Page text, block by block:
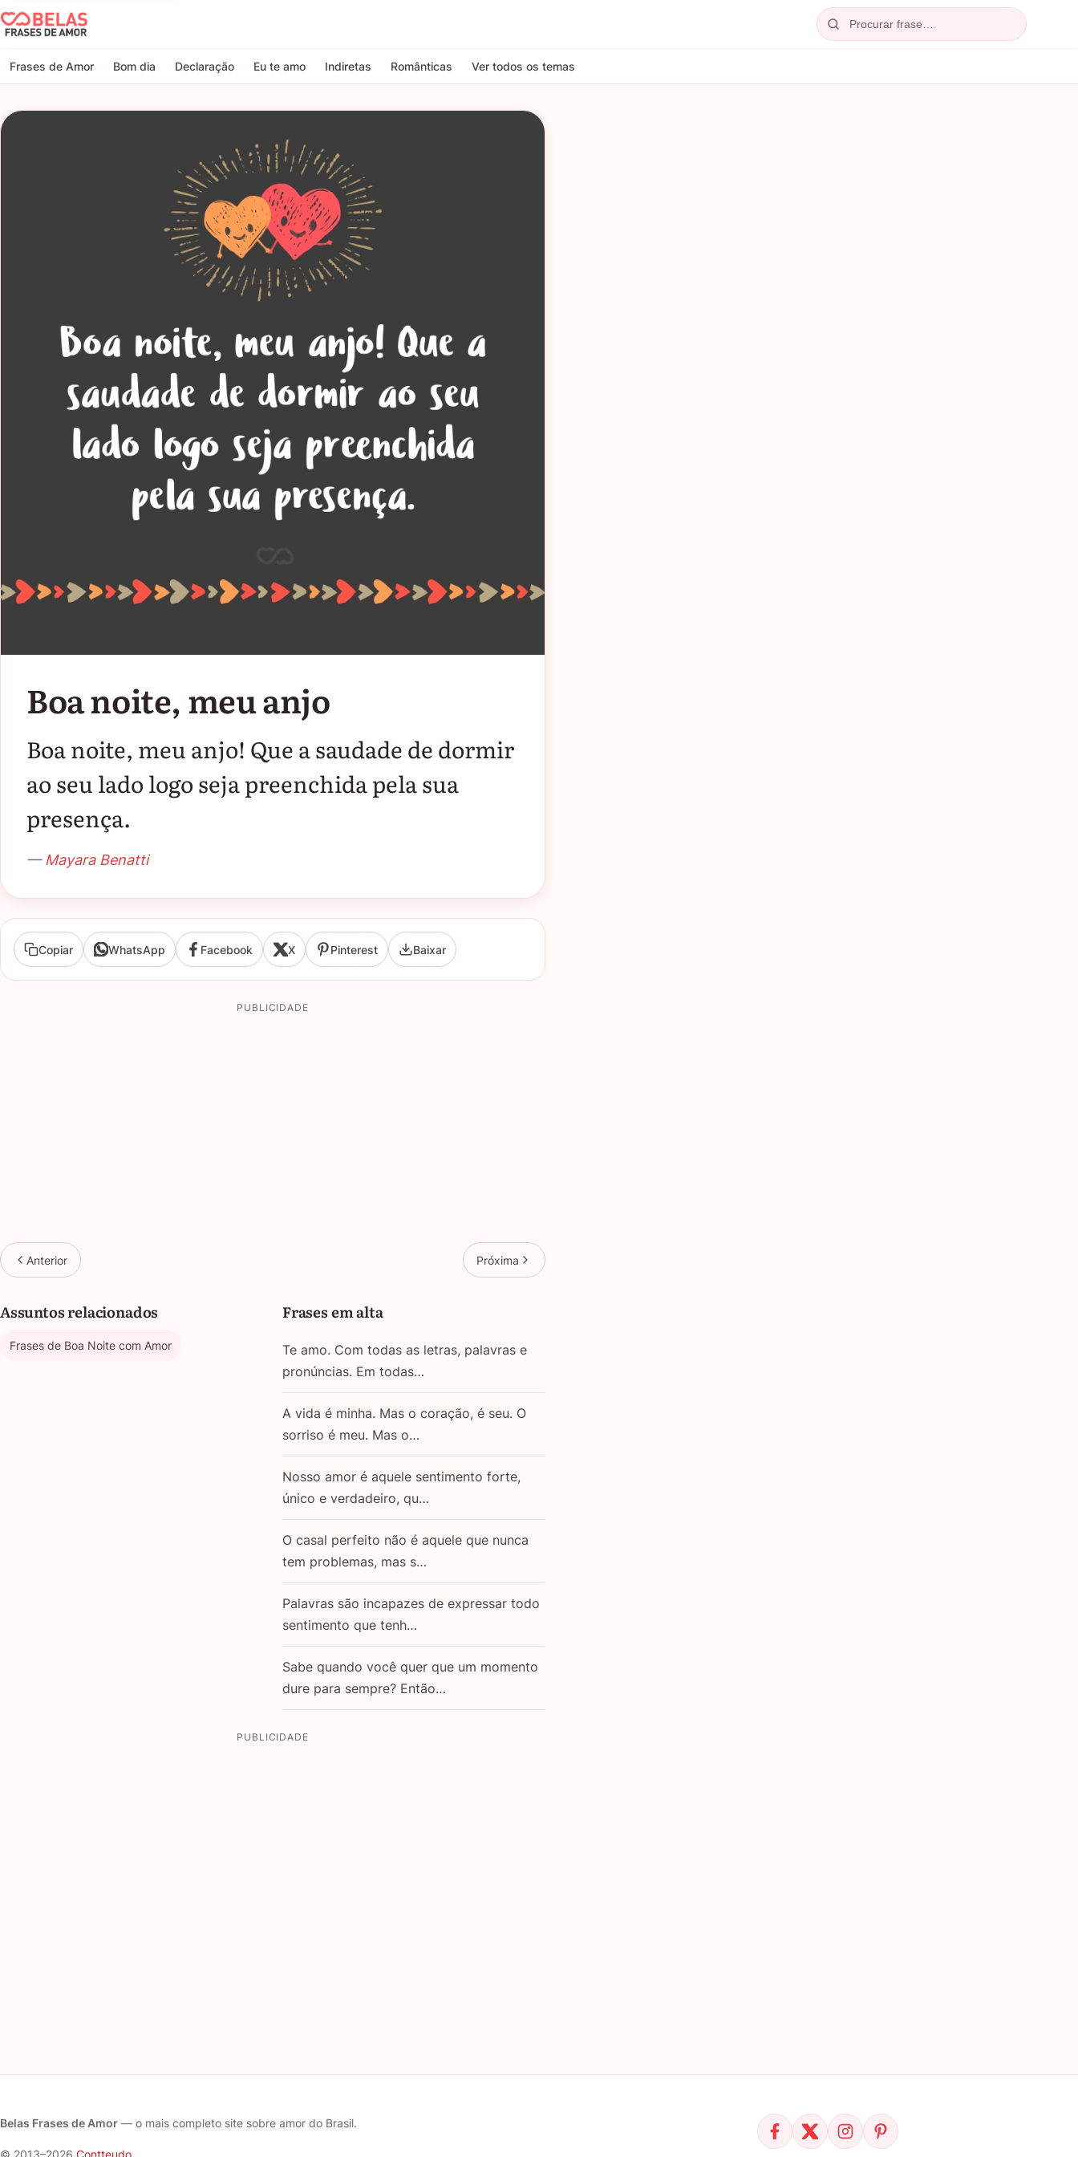
Belas Frases de Amor
Frases de Amor Bom dia Declaração Eu te amo Indiretas Românticas Ver todos os temas
Boa noite, meu anjo
Boa noite, meu anjo! Que a saudade de dormir
ao seu lado logo seja preenchida pela sua
presença.
— Mayara Benatti
Copiar WhatsApp Facebook X Pinterest Baixar
PUBLICIDADE
Anterior Próxima
Assuntos relacionados
Frases de Boa Noite com Amor
Frases em alta
Te amo. Com todas as letras, palavras e
pronúncias. Em todas…
A vida é minha. Mas o coração, é seu. O
sorriso é meu. Mas o…
Nosso amor é aquele sentimento forte,
único e verdadeiro, qu…
O casal perfeito não é aquele que nunca
tem problemas, mas s…
Palavras são incapazes de expressar todo
sentimento que tenh…
Sabe quando você quer que um momento
dure para sempre? Então…
PUBLICIDADE
Belas Frases de Amor — o mais completo site sobre amor do Brasil.
© 2013–2026 Contteudo